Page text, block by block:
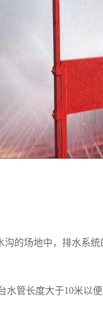
的场地中，排水系
管长度大于10米以便